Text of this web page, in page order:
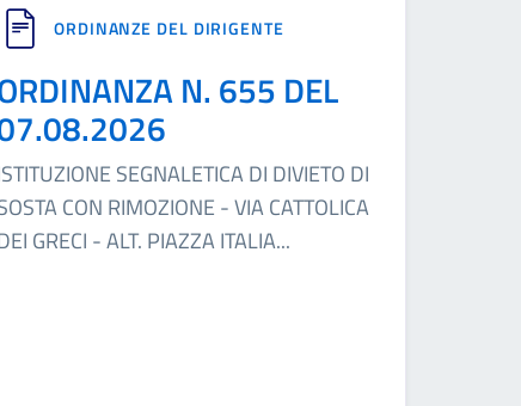
ORDINANZE DEL DIRIGENTE
N. 655 DEL
SEGNALETICA DI DIVIETO DI
CON RIMOZIONE - VIA CATTOLICA
GRECI - ALT. PIAZZA ITALIA...